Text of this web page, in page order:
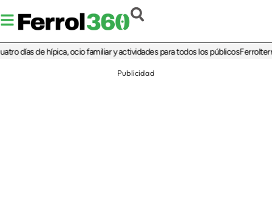
de hípica, ocio familiar y actividades para todos los públicosFerrolterra
Publicidad